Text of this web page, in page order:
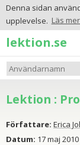
Denna sidan
upplevelse. Läs
lektion.se
Lektion :
Författare: Erica
Datum: 17 maj 2010